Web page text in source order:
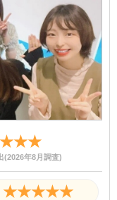
(2026年8月調査)
★★★★★